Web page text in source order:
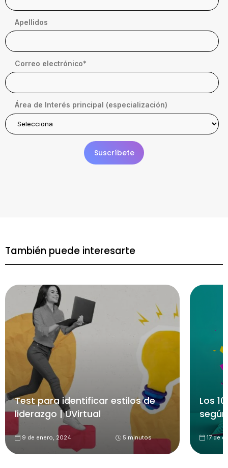
Apellidos
Correo electrónico*
Área de Interés principal (especialización)
También puede interesarte
Test para identificar estilos de
liderazgo | UVirtual
9 de enero, 2024 5 minutos
Los
17 de